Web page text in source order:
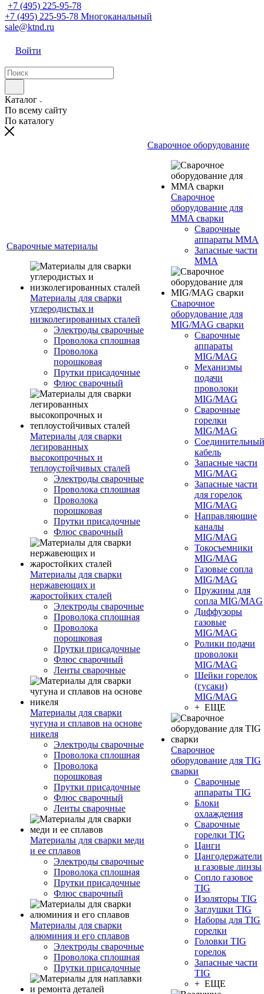
+7 (495) 225-95-78
+7 (495) 225-95-78 Многоканальный
sale@ktnd.ru
Войти
Каталог
По всему сайту
По каталогу
Сварочные материалы
Материалы для сварки
углеродистых и
низколегированных сталей
Электроды сварочные
Проволока сплошная
Проволока
порошковая
Прутки присадочные
Флюс сварочный
Материалы для сварки
легированных
высокопрочных и
теплоустойчивых сталей
Электроды сварочные
Проволока сплошная
Проволока
порошковая
Прутки присадочные
Флюс сварочный
Материалы для сварки
нержавеющих и
жаростойких сталей
Электроды сварочные
Проволока сплошная
Проволока
порошковая
Прутки присадочные
Флюс сварочный
Ленты сварочные
Материалы для сварки
чугуна и сплавов на основе
никеля
Электроды сварочные
Проволока сплошная
Проволока
порошковая
Прутки присадочные
Флюс сварочный
Ленты сварочные
Материалы для сварки меди
и ее сплавов
Электроды сварочные
Проволока сплошная
Прутки присадочные
Флюс сварочный
Материалы для сварки
алюминия и его сплавов
Электроды сварочные
Проволока сплошная
Прутки присадочные
Сварочное оборудование
Сварочное
оборудование для
MMA сварки
Сварочные
аппараты MMA
Запасные части
MMA
Сварочное
оборудование для
MIG/MAG сварки
Сварочные
аппараты
MIG/MAG
Механизмы
подачи
проволоки
MIG/MAG
Сварочные
горелки
MIG/MAG
Соединительный
кабель
Запасные части
MIG/MAG
Запасные части
для горелок
MIG/MAG
Направляющие
каналы
MIG/MAG
Токосъемники
MIG/MAG
Газовые сопла
MIG/MAG
Пружины для
сопла MIG/MAG
Диффузоры
газовые
MIG/MAG
Ролики подачи
проволоки
MIG/MAG
Шейки горелок
(гусаки)
MIG/MAG
+ ЕЩЕ
Сварочное
оборудование для TIG
сварки
Сварочные
аппараты TIG
Блоки
охлаждения
Сварочные
горелки TIG
Цанги
Цангодержатели
и газовые линзы
Сопло газовое
TIG
Изоляторы TIG
Заглушки TIG
Наборы для TIG
горелки
Головки TIG
горелок
Запасные части
TIG
+ ЕЩЕ